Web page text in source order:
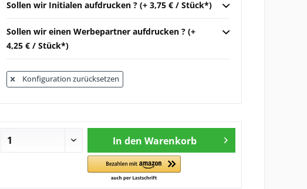
Sollen wir Initialen aufdrucken ? (+ 3,75 € / Stück*)
Sollen wir einen Werbepartner aufdrucken ? (+
4,25 € / Stück*)
Konfiguration zurücksetzen
In den Warenkorb